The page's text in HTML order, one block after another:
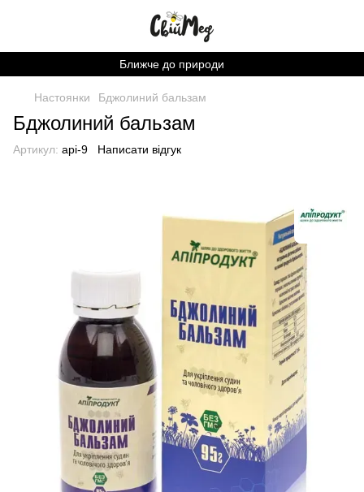
Ближче до природи
Настоянки Бджолиний бальзам
Бджолиний бальзам
Артикул: api-9 Написати відгук